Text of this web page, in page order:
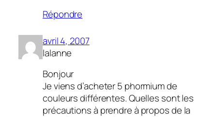
Répondre
avril 4, 2007
lalanne
Bonjour
Je viens d’acheter 5 phormium de
couleurs différentes. Quelles sont les
précautions à prendre à propos de la